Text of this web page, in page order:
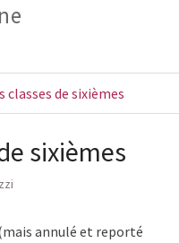
classes de sixièmes
sixièmes
annulé et reporté